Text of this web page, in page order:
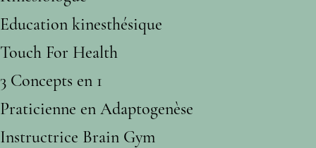
Education kinesthésique
Touch For Health
3 Concepts en 1
Praticienne en Adaptogenèse
Instructrice Brain Gym